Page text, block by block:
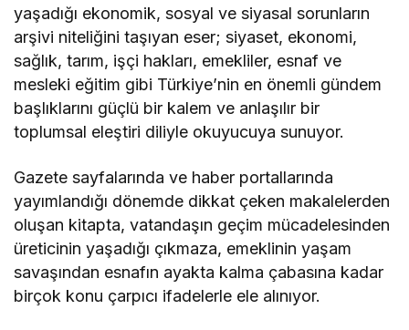
yaşadığı ekonomik, sosyal ve siyasal sorunların
arşivi niteliğini taşıyan eser; siyaset, ekonomi,
sağlık, tarım, işçi hakları, emekliler, esnaf ve
mesleki eğitim gibi Türkiye’nin en önemli gündem
başlıklarını güçlü bir kalem ve anlaşılır bir
toplumsal eleştiri diliyle okuyucuya sunuyor.
Gazete sayfalarında ve haber portallarında
yayımlandığı dönemde dikkat çeken makalelerden
oluşan kitapta, vatandaşın geçim mücadelesinden
üreticinin yaşadığı çıkmaza, emeklinin yaşam
savaşından esnafın ayakta kalma çabasına kadar
birçok konu çarpıcı ifadelerle ele alınıyor.